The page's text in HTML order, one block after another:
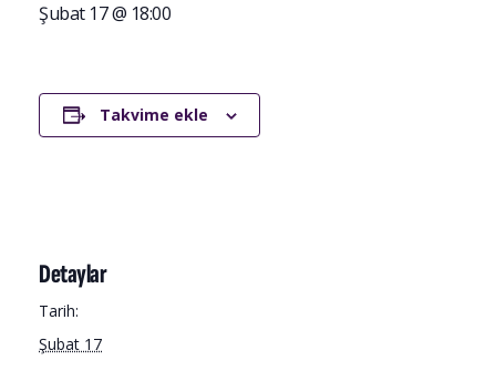
Şubat 17 @ 18:00
Takvime ekle
Detaylar
Tarih:
Şubat 17